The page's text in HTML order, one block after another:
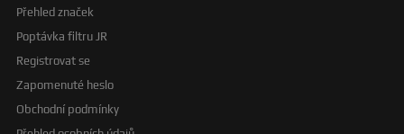
Přehled značek
Poptávka filtru JR
Registrovat se
Zapomenuté heslo
Obchodní podmínky